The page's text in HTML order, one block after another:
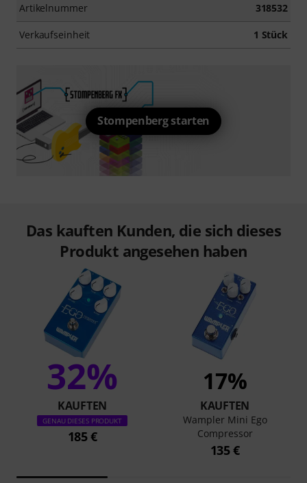
Artikelnummer 318532
Verkaufseinheit 1 Stück
Stompenberg starten
Das kauften Kunden, die sich dieses
Produkt angesehen haben
32%
KAUFTEN
GENAU DIESES PRODUKT
185 €
17%
KAUFTEN
Wampler Mini Ego
Compressor
135 €